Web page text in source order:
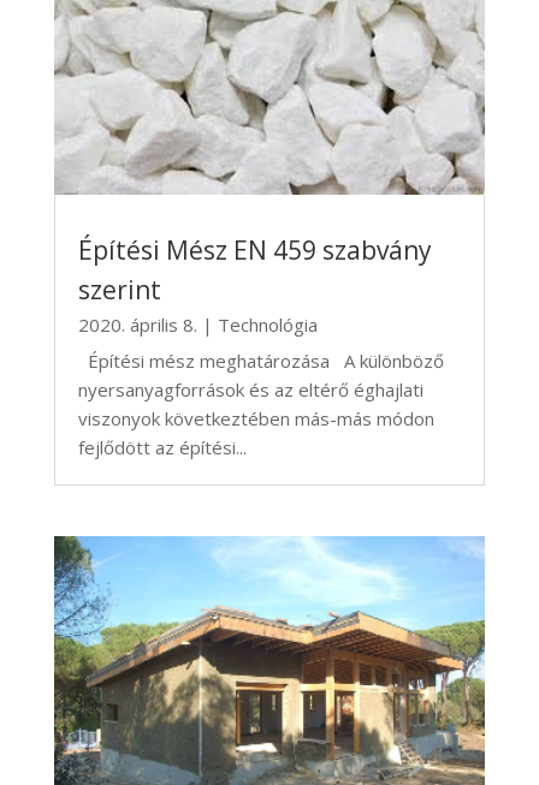
Építési Mész EN 459 szabvány
szerint
2020. április 8. | Technológia
Építési mész meghatározása A különböző
nyersanyagforrások és az eltérő éghajlati
viszonyok következtében más-más módon
fejlődött az építési...